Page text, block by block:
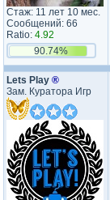
Стаж: 11 лет 10 мес.
Сообщений: 66
Ratio: 4.92
90.74%
Lets Play ®
Зам. Куратора Игр